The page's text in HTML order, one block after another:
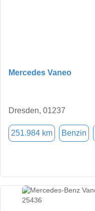
Mercedes Vaneo
Dresden, 01237
251.984 km Benzin